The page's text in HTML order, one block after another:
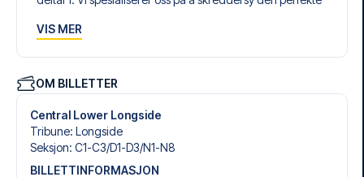
behov.
sammen din egen fotballpakke, tilpasset dine preferanser.
Velg blant et bredt utvalg av fotballbilletter, nøye utvalgte
hoteller for enhver smak og budsjett, samt fleksible fly som
passer deg best.
Når du velger billettype, kan du se hvilken seksjon du skal
VIS MER
OM BILLETTER
Central Lower Longside
Tribune: Longside
Seksjon: C1-C3/​D1-D3/​N1-N8
BILLETTINFORMASJON